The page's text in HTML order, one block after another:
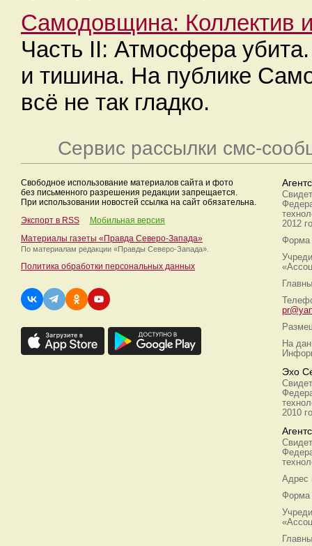
Самодовщина: Коллектив
Часть II: Атмосфера
и тишина. На публике
всё не так гладко.
Сервис рассылки смс-
Свободное использование материалов сайта и фото
без письменного разрешения редакции запрещается.
При использовании новостей ссылка на сайт обязательна.
Экспорт в RSS
Мобильная версия
Материалы газеты «Правда Северо-Запада»
По материалам редакции «Правды Северо-Запада».
Политика обработки персональных данных
2012
Форма
На
Эхо
2010
Адрес
Форма